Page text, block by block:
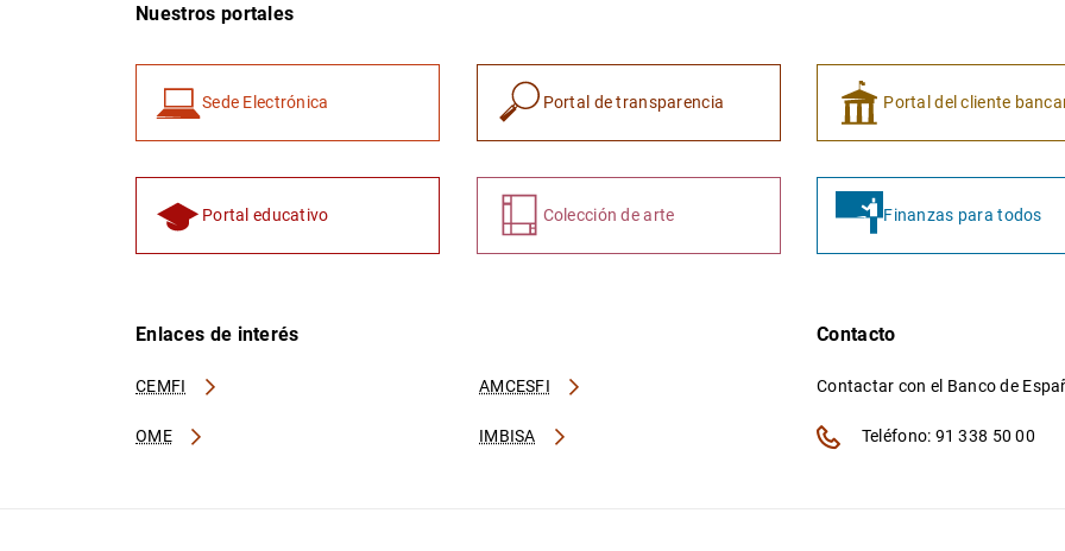
Nuestros portales
Sede Electrónica Portal de transparencia Portal del cliente
Portal educativo Colección de arte Finanzas para todos
Enlaces de interés
CEMFI AMCESFI
OME IMBISA
Contacto
Contactar con el Banco de
Teléfono: 91 338 50 00